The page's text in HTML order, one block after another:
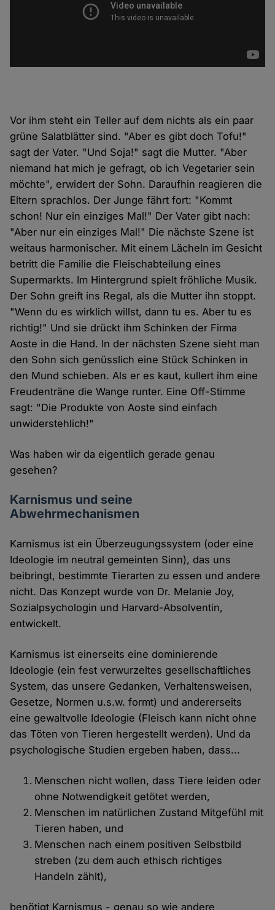
Vor ihm steht ein Teller auf dem nichts als ein paar
grüne Salatblätter sind. "Aber es gibt doch Tofu!"
sagt der Vater. "Und Soja!" sagt die Mutter. "Aber
niemand hat mich je gefragt, ob ich Vegetarier sein
möchte", erwidert der Sohn. Daraufhin reagieren die
Eltern sprachlos. Der Junge fährt fort: "Kommt
schon! Nur ein einziges Mal!" Der Vater gibt nach:
"Aber nur ein einziges Mal!" Die nächste Szene ist
weitaus harmonischer. Mit einem Lächeln im Gesicht
betritt die Familie die Fleischabteilung eines
Supermarkts. Im Hintergrund spielt fröhliche Musik.
Der Sohn greift ins Regal, als die Mutter ihn stoppt.
"Wenn du es wirklich willst, dann tu es. Aber tu es
richtig!" Und sie drückt ihm Schinken der Firma
Aoste in die Hand. In der nächsten Szene sieht man
den Sohn sich genüsslich eine Stück Schinken in
den Mund schieben. Als er es kaut, kullert ihm eine
Freudenträne die Wange runter. Eine Off-Stimme
sagt: "Die Produkte von Aoste sind einfach
unwiderstehlich!"
Was haben wir da eigentlich gerade genau
gesehen?
Karnismus und seine
Abwehrmechanismen
Karnismus ist ein Überzeugungssystem (oder eine
Ideologie im neutral gemeinten Sinn), das uns
beibringt, bestimmte Tierarten zu essen und andere
nicht. Das Konzept wurde von Dr. Melanie Joy,
Sozialpsychologin und Harvard-Absolventin,
entwickelt.
Karnismus ist einerseits eine dominierende
Ideologie (ein fest verwurzeltes gesellschaftliches
System, das unsere Gedanken, Verhaltensweisen,
Gesetze, Normen u.s.w. formt) und andererseits
eine gewaltvolle Ideologie (Fleisch kann nicht ohne
das Töten von Tieren hergestellt werden). Und da
psychologische Studien ergeben haben, dass...
Menschen nicht wollen, dass Tiere leiden oder
ohne Notwendigkeit getötet werden,
Menschen im natürlichen Zustand Mitgefühl mit
Tieren haben, und
Menschen nach einem positiven Selbstbild
streben (zu dem auch ethisch richtiges
Handeln zählt),
benötigt Karnismus - genau so wie andere